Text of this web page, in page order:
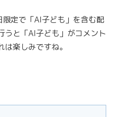
定で「AI子ども」を含む配
うと「AI子ども」がコメント
楽しみですね。